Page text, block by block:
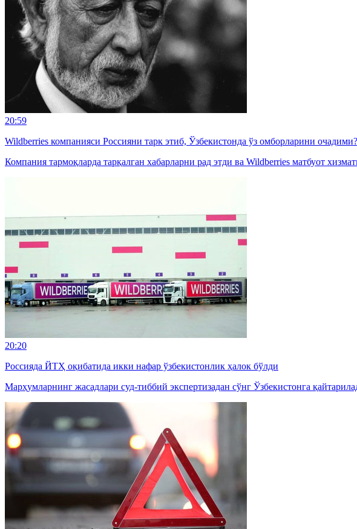
20:59
Wildberries компанияси Россияни тарк этиб, Ўзбекистонда ўз омборларини очадими?
Компания тармоқларда тарқалган хабарларни рад этди ва Wildberries матбуот
20:20
Россияда ЙТҲ оқибатида икки нафар ўзбекистонлик ҳалок бўлди
Марҳумларнинг жасадлари суд-тиббий экспертизадан сўнг Ўзбекистонга